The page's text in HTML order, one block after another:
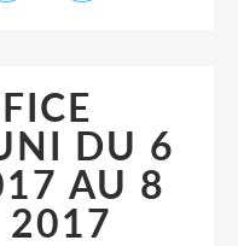
DU 6
AU 8
2017